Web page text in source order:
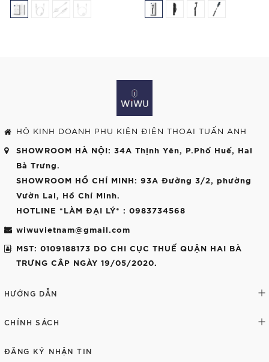
HỘ KINH DOANH PHỤ KIỆN ĐIỆN THOẠI TUẤN ANH
SHOWROOM HÀ NỘI: 34A Thịnh Yên, P.Phố Huế, Hai
Bà Trưng.
SHOWROOM HỒ CHÍ MINH: 93A Đường 3/2, phường
Vườn Lai, Hồ Chí Minh.
HOTLINE *LÀM ĐẠI LÝ* : 0983734568
wiwuvietnam@gmail.com
MST: 0109188173 DO CHI CỤC THUẾ QUẬN HAI BÀ
TRƯNG CÂP NGÀY 19/05/2020.
HƯỚNG DẪN
CHÍNH SÁCH
ĐĂNG KÝ NHẬN TIN